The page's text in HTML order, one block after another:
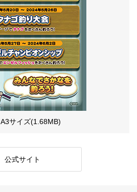
A3サイズ(1.68MB)
公式サイト